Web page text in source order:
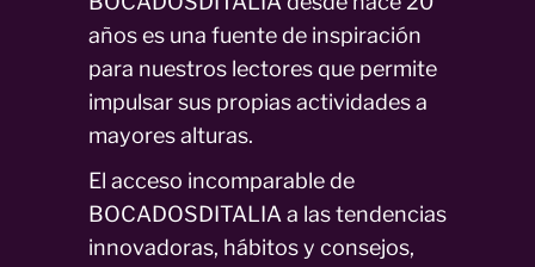
años es una fuente de inspiración
para nuestros lectores que permite
impulsar sus propias actividades a
mayores alturas.
El acceso incomparable de
BOCADOSDITALIA a las tendencias
innovadoras, hábitos y consejos,